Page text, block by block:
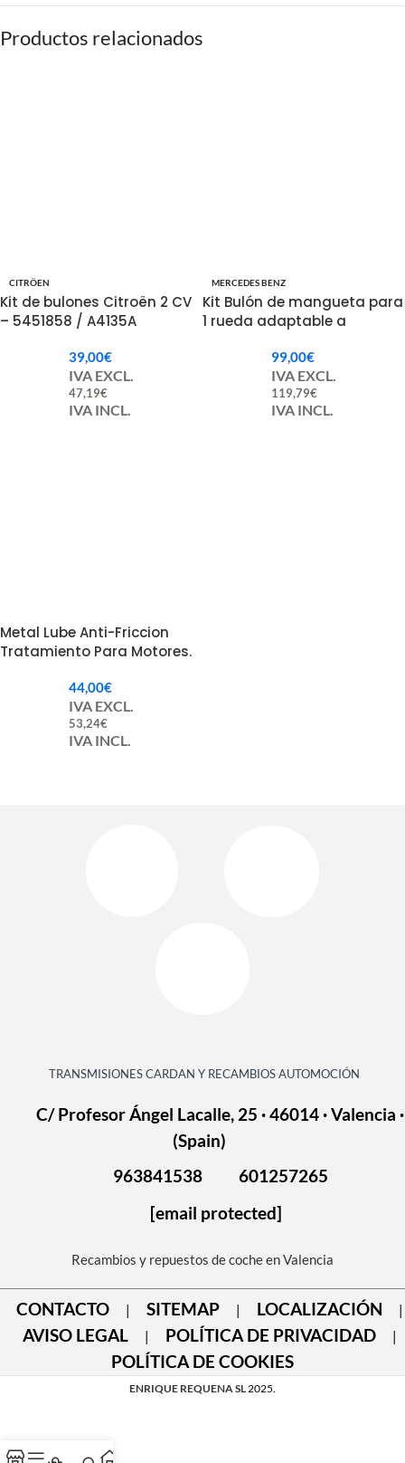
Productos relacionados
CITRÖEN
Kit de bulones Citroën 2 CV
– 5451858 / A4135A
39,00€
IVA EXCL.
47,19€
IVA INCL.
MERCEDES BENZ
Kit Bulón de mangueta para
1 rueda adaptable a
99,00€
IVA EXCL.
119,79€
IVA INCL.
Metal Lube Anti-Friccion
Tratamiento Para Motores.
44,00€
IVA EXCL.
53,24€
IVA INCL.
TRANSMISIONES CARDAN Y RECAMBIOS AUTOMOCIÓN
C/ Profesor Ángel Lacalle, 25 · 46014 · Valencia ·
(Spain)
963841538
601257265
[email protected]
Recambios y repuestos de coche en Valencia
CONTACTO | SITEMAP | LOCALIZACIÓN |
AVISO LEGAL | POLÍTICA DE PRIVACIDAD |
POLÍTICA DE COOKIES
ENRIQUE REQUENA SL 2025.